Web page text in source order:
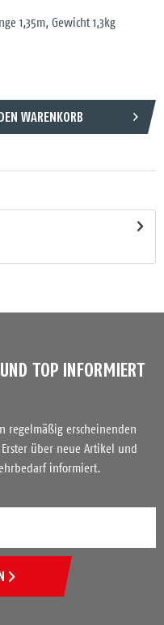
1,35m, Gewicht 1,3kg
WARENKORB
TOP INFORMIERT
regelmäßig erscheinenden
über neue Artikel und
informiert.